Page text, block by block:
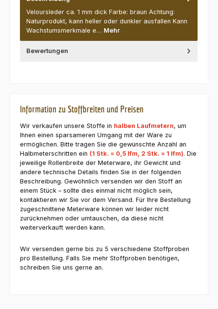
Veloursleder ca. 1 mm dick Farbe: braun Achtung:
Naturprodukt, kann heller oder dunkler ausfallen Kann
Wachstumsmerkmale e… Mehr
Bewertungen
Information zu Stoffbreiten und Preisen
Wir verkaufen unsere Stoffe in halben Laufmetern, um
Ihnen einen sparsameren Umgang mit der Ware zu
ermöglichen. Bitte tragen Sie die gewünschte Anzahl an
Halbmeterschritten ein (1 Stk. = 0,5 lfm, 2 Stk. = 1 lfm). Die
jeweilige Rollenbreite der Meterware, ihr Gewicht und
andere technische Details finden Sie in der folgenden
Beschreibung. Gewöhnlich versenden wir den Stoff an
einem Stück – sollte dies einmal nicht möglich sein,
kontaktieren wir Sie vor dem Versand. Für Ihre Bestellung
zugeschnittene Meterware können wir leider nicht
zurücknehmen oder umtauschen, da diese nicht
weiterverkauft werden kann.
Wir versenden gerne bis zu 5 verschiedene Stoffproben
pro Bestellung. Falls Sie mehr Stoffproben benötigen,
schreiben Sie uns gerne an.